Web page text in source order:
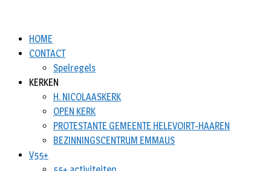
HOME
CONTACT
Spelregels
KERKEN
H. NICOLAASKERK
OPEN KERK
PROTESTANTE GEMEENTE HELEVOIRT-HAAREN
BEZINNINGSCENTRUM EMMAUS
V55+